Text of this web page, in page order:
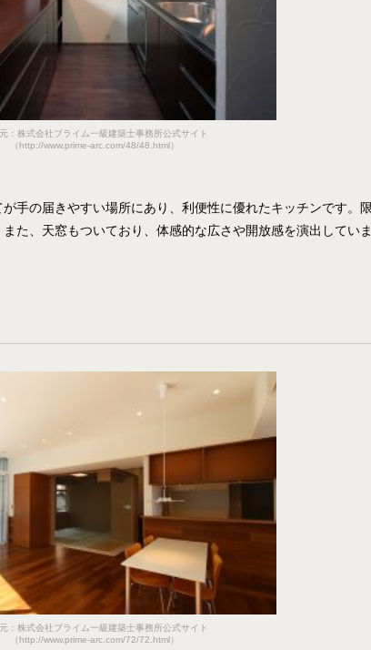
：株式会社プライム一級建築士事務所公式サイト
（http://www.prime-arc.com/48/48.html）
手の届きやすい場所にあり、利便性に優れたキッチンです。
た、天窓もついており、体感的な広さや開放感を演出していま
：株式会社プライム一級建築士事務所公式サイト
（http://www.prime-arc.com/72/72.html）